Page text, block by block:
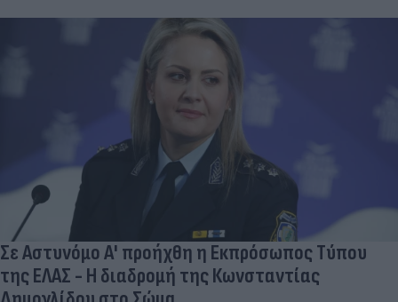
Σε Αστυνόμο Α' προήχθη η Εκπρόσωπος Τύπου
της ΕΛΑΣ - Η διαδρομή της Κωνσταντίας